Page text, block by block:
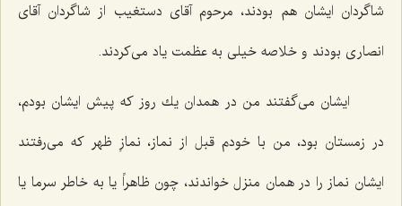
شاگردان ایشان هم بودند، مرحوم آقای دستغیب از شاگردان آقای
انصاری بودند و خلاصه خیلی به عظمت یاد می‌كردند.
ایشان می‌گفتند من در همدان یك روز كه پیش ایشان بودم،
در زمستان بود، من با خودم قبل از نماز، نمازِ ظهر كه می‌رفتند
ایشان نماز را در همان منزل خواندند، چون ظاهراً یا به خاطر سرما یا